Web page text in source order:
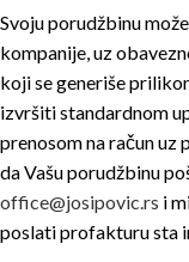
Svoju porudžbinu
kompanije, uz
koji se generiše
izvršiti standardnom
prenosom na račun uz
da Vašu porudžbinu
office@josipovic.rs i
poslati profakturu sta